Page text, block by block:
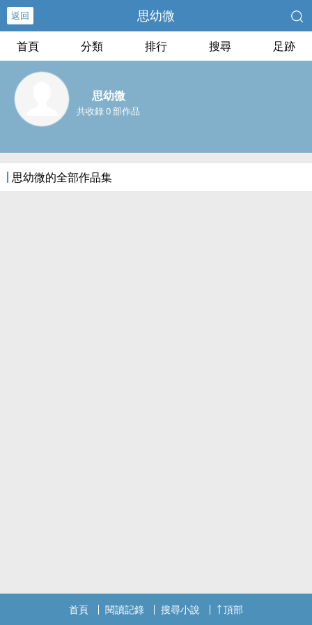
返回 思幼微
首頁 分類 排行 搜尋 足跡
思幼微
共收錄 0 部作品
思幼微的全部作品集
首頁 閱讀記錄 搜尋小說 頂部